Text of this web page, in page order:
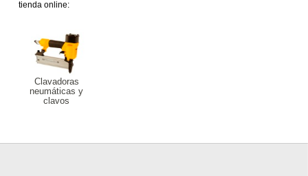
tienda online:
Clavadoras
neumáticas y
clavos